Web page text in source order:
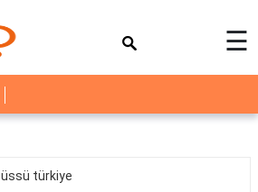
☰
türkiye